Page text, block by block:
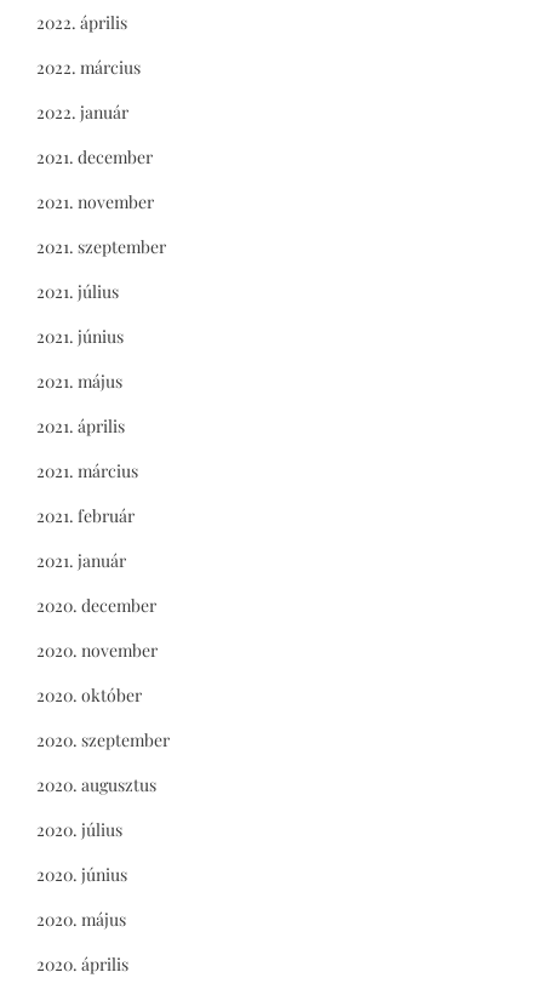
2022. április
2022. március
2022. január
2021. december
2021. november
2021. szeptember
2021. július
2021. június
2021. május
2021. április
2021. március
2021. február
2021. január
2020. december
2020. november
2020. október
2020. szeptember
2020. augusztus
2020. július
2020. június
2020. május
2020. április